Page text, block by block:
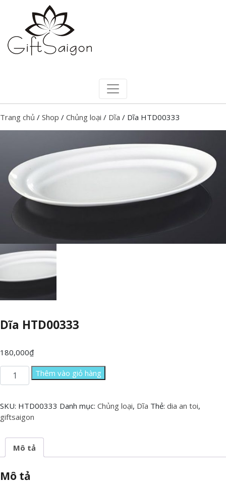
Trang chủ / Shop / Chủng loại / Dĩa / Dĩa HTD00333
Dĩa HTD00333
180,000₫
HTD00333
lượng
Thêm vào giỏ hàng
SKU: HTD00333 Danh mục: Chủng loại, Dĩa Thẻ: dia an toi,
giftsaigon
Mô tả
Mô tả